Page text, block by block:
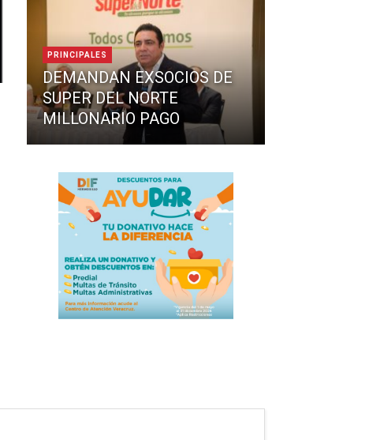
PRINCIPALES
DEMANDAN EXSOCIOS DE
SUPER DEL NORTE
MILLONARIO PAGO